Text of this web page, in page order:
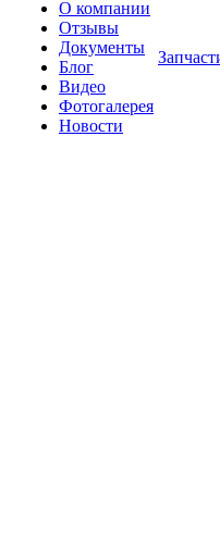
О компании
Отзывы
Документы
Блог
Видео
Фотогалерея
Новости